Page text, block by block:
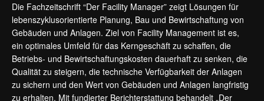
Die Fachzeitschrift “Der Facility Manager” zeigt Lösungen für
lebenszyklusorientierte Planung, Bau und Bewirtschaftung von
Gebäuden und Anlagen. Ziel von Facility Management ist es,
ein optimales Umfeld für das Kerngeschäft zu schaffen, die
Betriebs- und Bewirtschaftungskosten dauerhaft zu senken, die
Qualität zu steigern, die technische Verfügbarkeit der Anlagen
zu sichern und den Wert von Gebäuden und Anlagen langfristig
zu erhalten. Mit fundierter Berichterstattung behandelt „Der